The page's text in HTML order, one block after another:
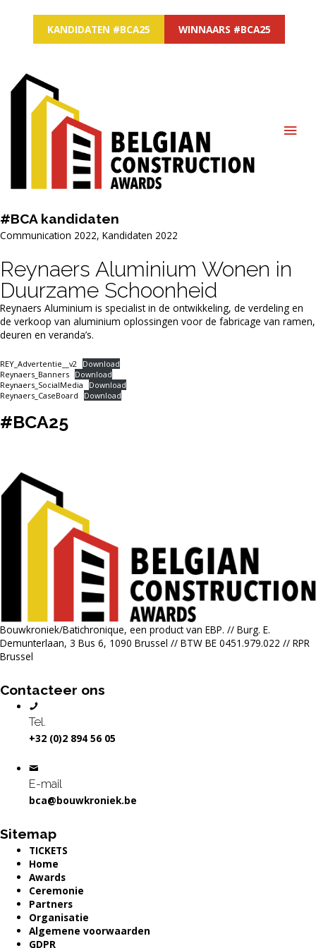
KANDIDATEN #BCA25 WINNAARS #BCA25
#BCA kandidaten
Communication 2022, Kandidaten 2022
Reynaers Aluminium Wonen in
Duurzame Schoonheid
Reynaers Aluminium is specialist in de ontwikkeling, de verdeling en
de verkoop van aluminium oplossingen voor de fabricage van ramen,
deuren en veranda’s.
REY_Advertentie__v2 Download
Reynaers_Banners Download
Reynaers_SocialMedia
Download
Reynaers_CaseBoard
Download
#BCA25
Bouwkroniek/Batichronique, een product van EBP. // Burg. E.
Demunterlaan, 3 Bus 6, 1090 Brussel // BTW BE 0451.979.022 // RPR
Brussel
Contacteer ons
Tel.
+32 (0)2 894 56 05
E-mail
bca@bouwkroniek.be
Sitemap
TICKETS
Home
Awards
Ceremonie
Partners
Organisatie
Algemene voorwaarden
GDPR